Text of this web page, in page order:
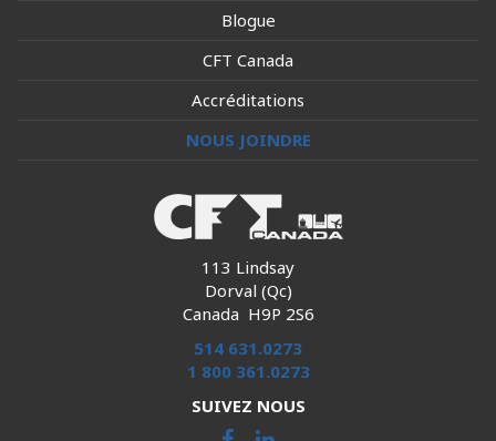
Blogue
CFT Canada
Accréditations
NOUS JOINDRE
113 Lindsay
Dorval (Qc)
Canada H9P 2S6
514 631.0273
1 800 361.0273
SUIVEZ NOUS